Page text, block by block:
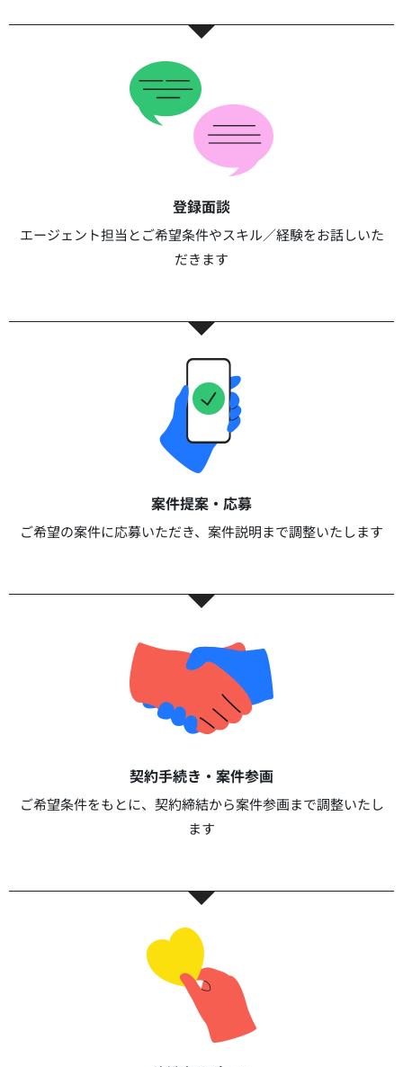
登録面談​​
エージェント担当とご希望条件やスキル／経験をお話しいた
だきます​
案件提案・応募​
ご希望の案件に応募いただき、案件説明まで調整いたします​​
契約手続き・案件参画​​
ご希望条件をもとに、契約締結から案件参画まで調整いたし
ます​​